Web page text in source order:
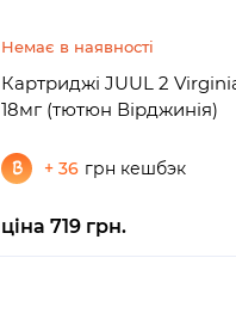
Немає в наявності
Картриджі JUUL 2
18мг (тютюн Вірджинія)
+ 36 грн кешбэк
ціна 719 грн.